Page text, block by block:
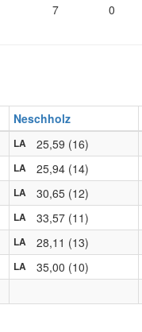
7 0
Neschholz
LA 25,59 (16)
LA 25,94 (14)
LA 30,65 (12)
LA 33,57 (11)
LA 28,11 (13)
LA 35,00 (10)